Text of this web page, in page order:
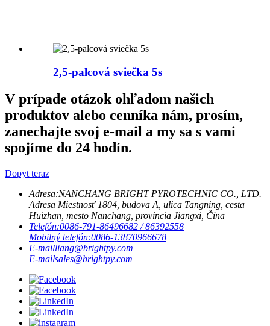
2,5-palcová sviečka 5s
V prípade otázok ohľadom našich
produktov alebo cenníka nám, prosím,
zanechajte svoj e-mail a my sa s vami
spojíme do 24 hodín.
Dopyt teraz
Adresa:NANCHANG BRIGHT PYROTECHNIC CO., LTD.
Adresa Miestnosť 1804, budova A, ulica Tangning, cesta
Huizhan, mesto Nanchang, provincia Jiangxi, Čína
Telefón:0086-791-86496682 / 86392558
Mobilný telefón:0086-13870966678
E-mailliang@brightpy.com
E-mailsales@brightpy.com